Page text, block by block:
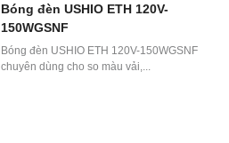
Bóng đèn USHIO ETH 120V-
150WGSNF
Bóng đèn USHIO ETH 120V-150WGSNF
chuyên dùng cho so màu vải,...